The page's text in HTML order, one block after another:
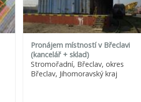
Pronájem místností v Břeclavi
(kancelář + sklad)
Stromořadní, Břeclav, okres
Břeclav, Jihomoravský kraj